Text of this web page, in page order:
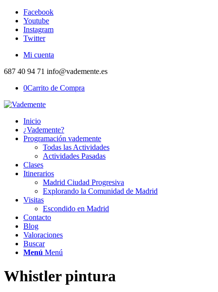
Facebook
Youtube
Instagram
Twitter
Mi cuenta
687 40 94 71 info@vademente.es
0Carrito de Compra
Inicio
¿Vademente?
Programación vademente
Todas las Actividades
Actividades Pasadas
Clases
Itinerarios
Madrid Ciudad Progresiva
Explorando la Comunidad de Madrid
Visitas
Escondido en Madrid
Contacto
Blog
Valoraciones
Buscar
Menú Menú
Whistler pintura